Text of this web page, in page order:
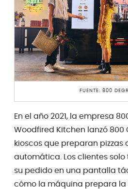
FUENTE: 800
En el año 2021, la empresa
Woodfired Kitchen lanzó 800
kioscos que preparan pizzas
automática. Los clientes
su pedido en una pantalla
cómo la máquina prepara la